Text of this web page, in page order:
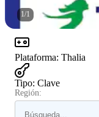
1/1
Plataforma: Thalia
Tipo: Clave
Región: